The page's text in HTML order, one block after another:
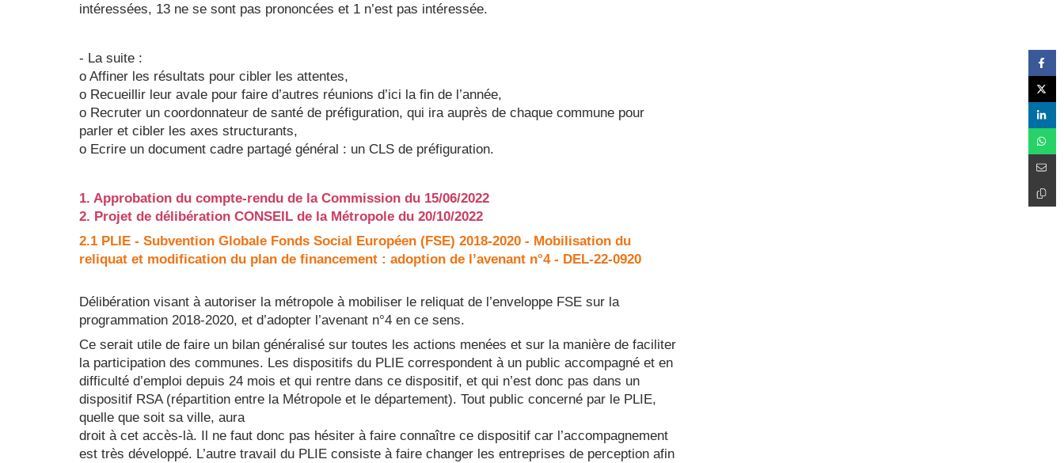
intéressées, 13 ne se sont pas prononcées et 1 n’est pas intéressée.
- La suite :
o Affiner les résultats pour cibler les attentes,
o Recueillir leur avale pour faire d’autres réunions d’ici la fin de l’année,
o Recruter un coordonnateur de santé de préfiguration, qui ira auprès de chaque commune pour
parler et cibler les axes structurants,
o Ecrire un document cadre partagé général : un CLS de préfiguration.
1. Approbation du compte-rendu de la Commission du 15/06/2022
2. Projet de délibération CONSEIL de la Métropole du 20/10/2022
2.1 PLIE - Subvention Globale Fonds Social Européen (FSE) 2018-2020 - Mobilisation du
reliquat et modification du plan de financement : adoption de l’avenant n°4 - DEL-22-0920
Délibération visant à autoriser la métropole à mobiliser le reliquat de l’enveloppe FSE sur la
programmation 2018-2020, et d’adopter l’avenant n°4 en ce sens.
Ce serait utile de faire un bilan généralisé sur toutes les actions menées et sur la manière de faciliter
la participation des communes. Les dispositifs du PLIE correspondent à un public accompagné et en
difficulté d’emploi depuis 24 mois et qui rentre dans ce dispositif, et qui n’est donc pas dans un
dispositif RSA (répartition entre la Métropole et le département). Tout public concerné par le PLIE,
quelle que soit sa ville, aura
droit à cet accès-là. Il ne faut donc pas hésiter à faire connaître ce dispositif car l’accompagnement
est très développé. L’autre travail du PLIE consiste à faire changer les entreprises de perception afin